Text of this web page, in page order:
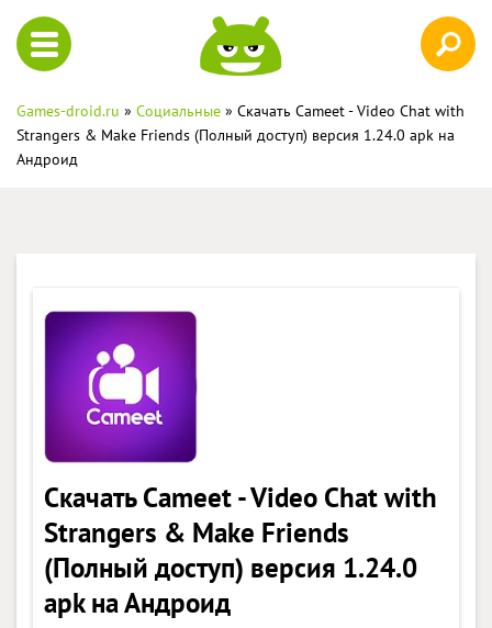
Games-droid.ru » Социальные » Скачать Cameet - Video Chat with
Strangers & Make Friends (Полный доступ) версия 1.24.0 apk на
Андроид
Скачать Cameet - Video Chat with
Strangers & Make Friends
(Полный доступ) версия 1.24.0
apk на Андроид